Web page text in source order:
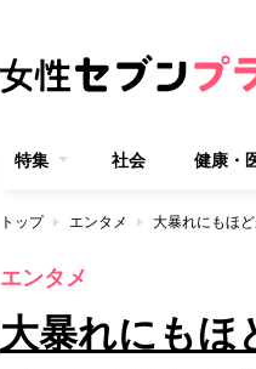
特集 社会 健康・
トップ エンタメ
エンタメ
大暴れにも